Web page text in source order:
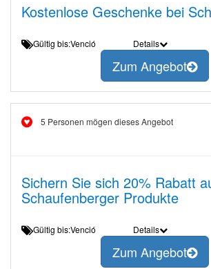
Kostenlose Geschenke bei
Gültig bis:Venció Details
Zum Angebot
5 Personen mögen dieses Angebot
Sichern Sie sich 20% Rabatt
Schaufenberger Produkte
Gültig bis:Venció Details
Zum Angebot